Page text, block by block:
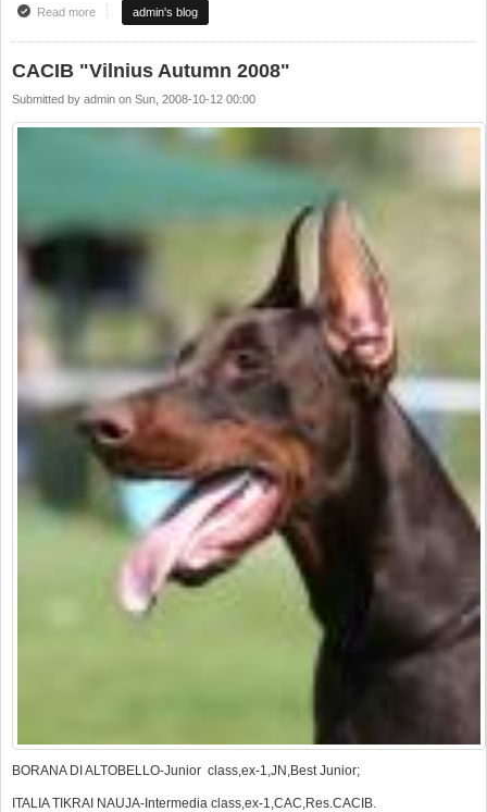
Read moreabout We win again !!!! CACIB show "Golden cup 2008" in Vilnius
admin's blog
CACIB "Vilnius Autumn 2008"
Submitted by admin on Sun, 2008-10-12 00:00
BORANA DI ALTOBELLO-Junior class,ex-1,JN,Best Junior;
ITALIA TIKRAI NAUJA-Intermedia class,ex-1,CAC,Res.CACIB.